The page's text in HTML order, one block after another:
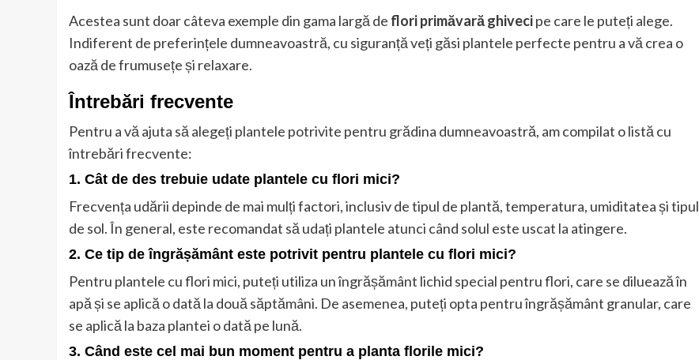
Acestea sunt doar câteva exemple din gama largă de flori primăvară ghivecipe care le puteți alege.
Indiferent de preferințele dumneavoastră, cu siguranță veți găsi plantele perfecte pentru a vă crea o
oază de frumusețe și relaxare.
Întrebări frecvente
Pentru a vă ajuta să alegeți plantele potrivite pentru grădina dumneavoastră, am compilat o listă cu
întrebări frecvente:
1. Cât de des trebuie udate plantele cu flori mici?
Frecvența udării depinde de mai mulți factori, inclusiv de tipul de plantă, temperatura, umiditatea și tipul
de sol. În general, este recomandat să udați plantele atunci când solul este uscat la atingere.
2. Ce tip de îngrășământ este potrivit pentru plantele cu flori mici?
Pentru plantele cu flori mici, puteți utiliza un îngrășământ lichid special pentru flori, care se diluează în
apă și se aplică o dată la două săptămâni. De asemenea, puteți opta pentru îngrășământ granular, care
se aplică la baza plantei o dată pe lună.
3. Când este cel mai bun moment pentru a planta florile mici?